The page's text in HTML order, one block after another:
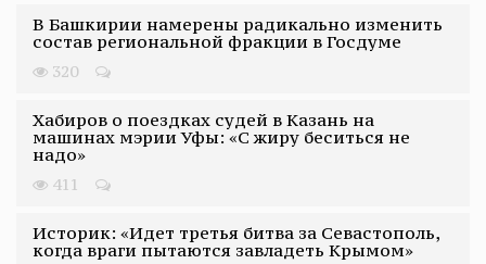
В Башкирии намерены радикально изменить
состав региональной фракции в Госдуме
320
Хабиров о поездках судей в Казань на
машинах мэрии Уфы: «С жиру беситься не
надо»
411
Историк: «Идет третья битва за Севастополь,
когда враги пытаются завладеть Крымом»